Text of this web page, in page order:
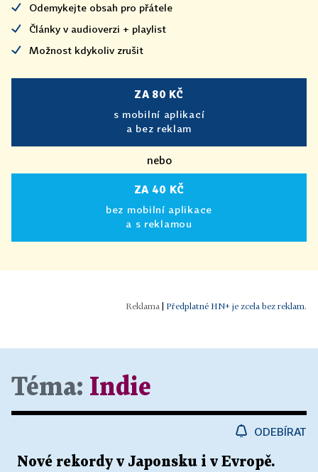
Odemykejte obsah pro přátele
Články v audioverzi + playlist
Možnost kdykoliv zrušit
ZA 80 KČ
s mobilní aplikací
a bez reklam
nebo
ZA 40 KČ
bez mobilní aplikace
a s reklamou
Předplatné HN+ je zcela bez reklam.
Téma: Indie
ODEBÍRAT
Nové rekordy v Japonsku i v Evropě.